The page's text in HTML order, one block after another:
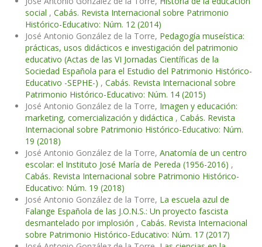
social , Cabás. Revista Internacional sobre Patrimonio
Histórico-Educativo: Núm. 12 (2014)
José Antonio González de la Torre, Pedagogía museística:
prácticas, usos didácticos e investigación del patrimonio
educativo (Actas de las VI Jornadas Científicas de la
Sociedad Española para el Estudio del Patrimonio Histórico-
Educativo -SEPHE-) , Cabás. Revista Internacional sobre
Patrimonio Histórico-Educativo: Núm. 14 (2015)
José Antonio González de la Torre, Imagen y educación:
marketing, comercialización y didáctica , Cabás. Revista
Internacional sobre Patrimonio Histórico-Educativo: Núm.
19 (2018)
José Antonio González de la Torre, Anatomía de un centro
escolar: el Instituto José María de Pereda (1956-2016) ,
Cabás. Revista Internacional sobre Patrimonio Histórico-
Educativo: Núm. 19 (2018)
José Antonio González de la Torre, La escuela azul de
Falange Española de las J.O.N.S.: Un proyecto fascista
desmantelado por implosión , Cabás. Revista Internacional
sobre Patrimonio Histórico-Educativo: Núm. 17 (2017)